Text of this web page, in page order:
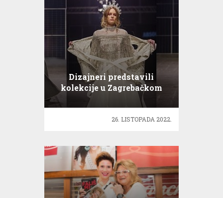
Dizajneri predstavili
kolekcije u Zagrebačkom
Velesajmu
26. LISTOPADA 2022.